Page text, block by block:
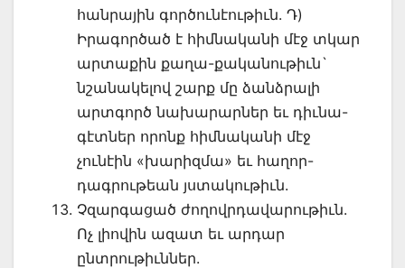
հանրային գործունէութիւն. Դ)
Իրագործած է հիմնականի մէջ տկար
արտաքին քաղա-քականութիւն`
նշանակելով շարք մը ձանձրալի
արտգործ նախարարներ եւ դիւնա-
գէտներ որոնք հիմնականի մէջ
չունէին «խարիզմա» եւ հաղոր-
դագրութեան յստակութիւն.
Չզարգացած ժողովրդավարութիւն.
Ոչ լիովին ազատ եւ արդար
ընտրութիւններ.